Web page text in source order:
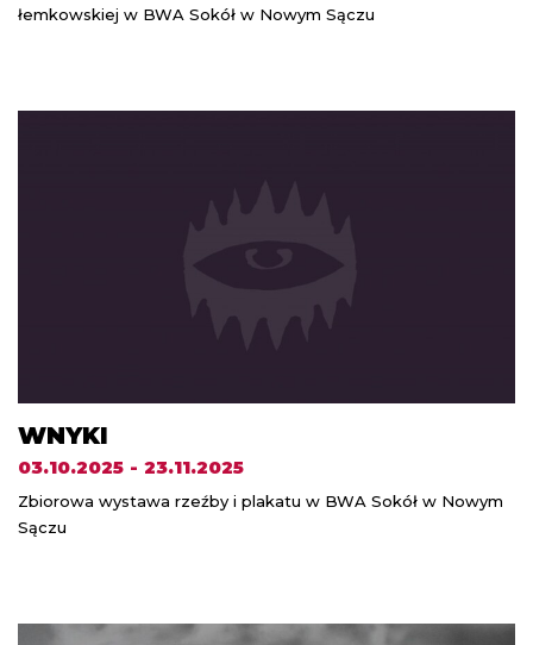
łemkowskiej w BWA Sokół w Nowym Sączu
WNYKI
03.10.2025 - 23.11.2025
Zbiorowa wystawa rzeźby i plakatu w BWA Sokół w Nowym
Sączu